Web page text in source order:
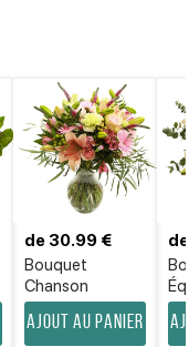
Bouquet
Chanson
de 30.99 €
Ajout au panier